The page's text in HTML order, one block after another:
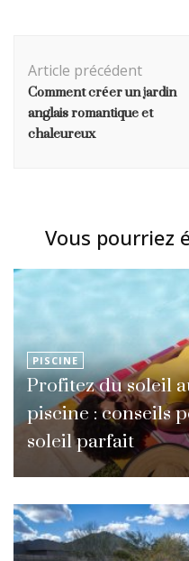
d'article
Article précédent
Comment créer un jardin
anglais romantique et
chaleureux
Vous pourriez
PISCINE
Profitez du soleil
piscine : conseils
soleil parfait